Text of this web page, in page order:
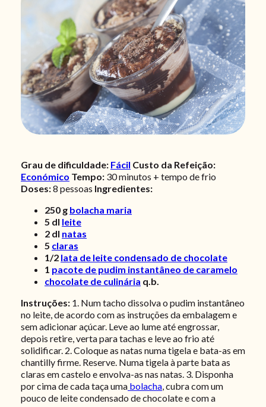
Grau de dificuldade: Fácil Custo da Refeição:
Económico Tempo: 30 minutos + tempo de frio
Doses:8 pessoas Ingredientes:
250 g bolacha maria
5 dl leite
2 dl natas
5 claras
1/2 lata de leite condensado de chocolate
1 pacote de pudim instantâneo de caramelo
chocolate de culinária q.b.
Instruções: 1. Num tacho dissolva o pudim instantâneo
no leite, de acordo com as instruções da embalagem e
sem adicionar açúcar. Leve ao lume até engrossar,
depois retire, verta para tachas e leve ao frio até
solidificar. 2. Coloque as natas numa tigela e bata-as em
chantilly firme. Reserve. Numa tigela à parte bata as
claras em castelo e envolva-as nas natas. 3. Disponha
por cima de cada taça uma bolacha, cubra com um
pouco de leite condensado de chocolate e com a